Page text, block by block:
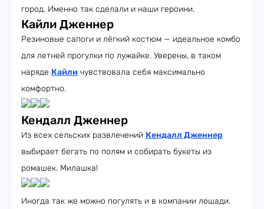
город. Именно так сделали и наши героини.
Кайли Дженнер
Резиновые сапоги и лёгкий костюм — идеальное комбо
для летней прогулки по лужайке. Уверены, в таком
наряде Кайли чувствовала себя максимально
комфортно.
Кендалл Дженнер
Из всех сельских развлечений Кендалл Дженнер
выбирает бегать по полям и собирать букеты из
ромашек. Милашка!
Иногда так же можно погулять и в компании лошади.